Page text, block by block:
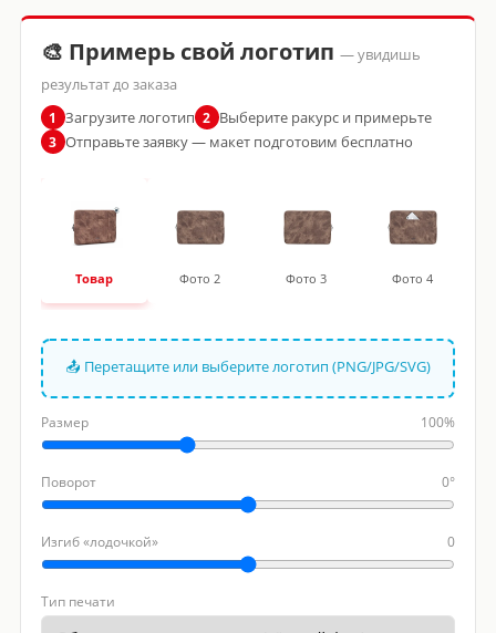
🎨 Примерь свой логотип — увидишь
результат до заказа
1 Загрузите логотип 2 Выберите ракурс и примерьте
3 Отправьте заявку — макет подготовим бесплатно
Товар Фото 2 Фото 3 Фото 4
📤 Перетащите или выберите логотип (PNG/JPG/SVG)
Размер 100%
Поворот 0°
Изгиб «лодочкой» 0
Тип печати